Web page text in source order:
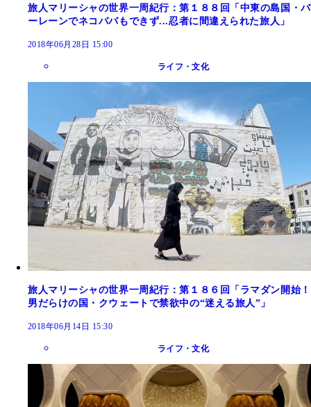
旅人マリーシャの世界一周紀行：第１８８回「中東の島国・バ
ーレーンでネコババもできず...忍者に間違えられた旅人」
2018年06月28日 15:00
ライフ・文化
旅人マリーシャの世界一周紀行：第１８６回「ラマダン開始！
男だらけの国・クウェートで禁欲中の“迷える旅人”」
2018年06月14日 15:30
ライフ・文化